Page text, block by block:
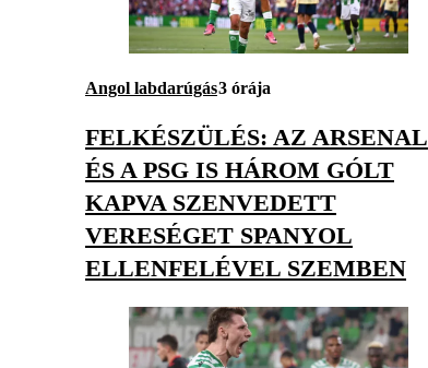
Angol labdarúgás3 órája
FELKÉSZÜLÉS: AZ ARSENAL
ÉS A PSG IS HÁROM GÓLT
KAPVA SZENVEDETT
VERESÉGET SPANYOL
ELLENFELÉVEL SZEMBEN